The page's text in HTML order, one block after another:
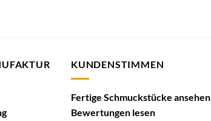
KUNDENSTIMMEN
Fertige Schmuckstücke ansehen
Bewertungen lesen